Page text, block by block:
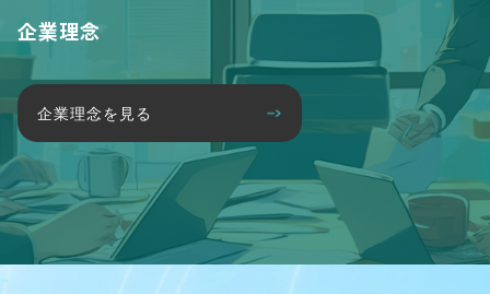
企業理念
企業理念を見る